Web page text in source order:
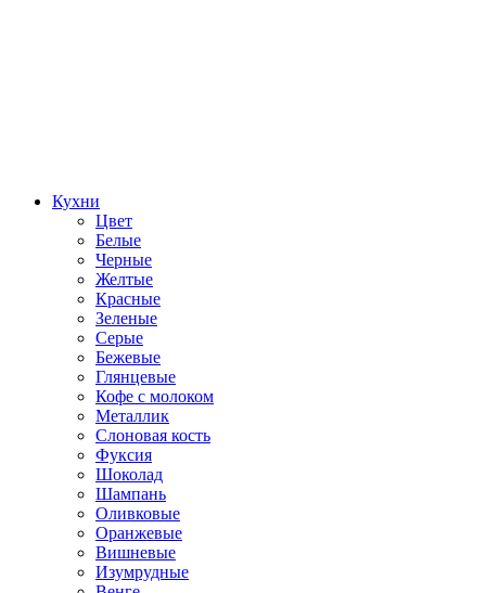
Кухни
Цвет
Белые
Черные
Желтые
Красные
Зеленые
Серые
Бежевые
Глянцевые
Кофе с молоком
Металлик
Слоновая кость
Фуксия
Шоколад
Шампань
Оливковые
Оранжевые
Вишневые
Изумрудные